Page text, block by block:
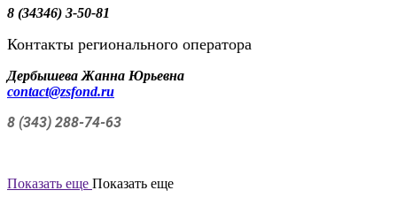
8 (34346) 3-50-81
Контакты регионального оператора
Дербышева Жанна Юрьевна
contact@zsfond.ru
8 (343) 288-74-63
Показать еще Показать еще